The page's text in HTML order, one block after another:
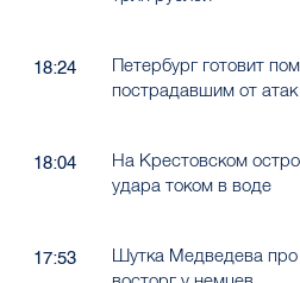
18:24
Петербург готовит
пострадавшим от
18:04
На Крестовском
удара током в воде
17:53
Шутка Медведева